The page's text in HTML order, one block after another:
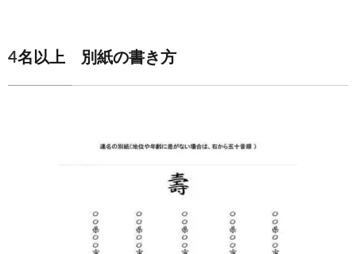
4名以上 別紙の書き方